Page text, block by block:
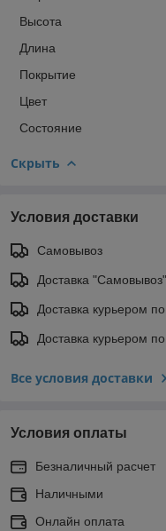
Высота
Длина
Покрытие
Цвет
Состояние
Скрыть
Условия доставки
Самовывоз
Доставка "Самовывоз"
Доставка курьером
Доставка курьером
Все условия доставки
Условия оплаты
Безналичный расчет
Наличными
Онлайн оплата